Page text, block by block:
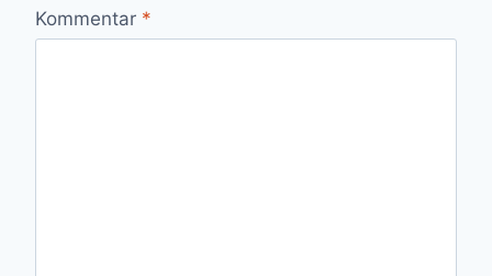
Kommentar *